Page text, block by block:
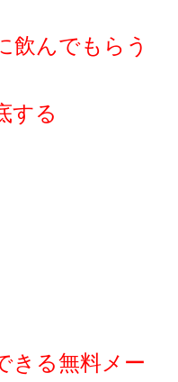
飲んでもらう
する
きる無料メー